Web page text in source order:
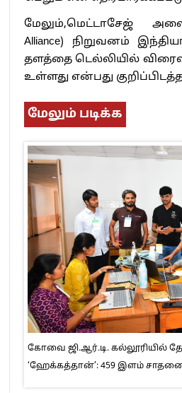
மேலும்,மெட்டாசேஜ்
Alliance) நிறுவனம்
தளத்தை டெல்லியில்
உள்ளது என்பது
மேலும் படிக்க
கோவை ஜி.ஆர்.டி. கல்லூரியில்
‘ஹேக்கத்தான்’: 459 இளம்